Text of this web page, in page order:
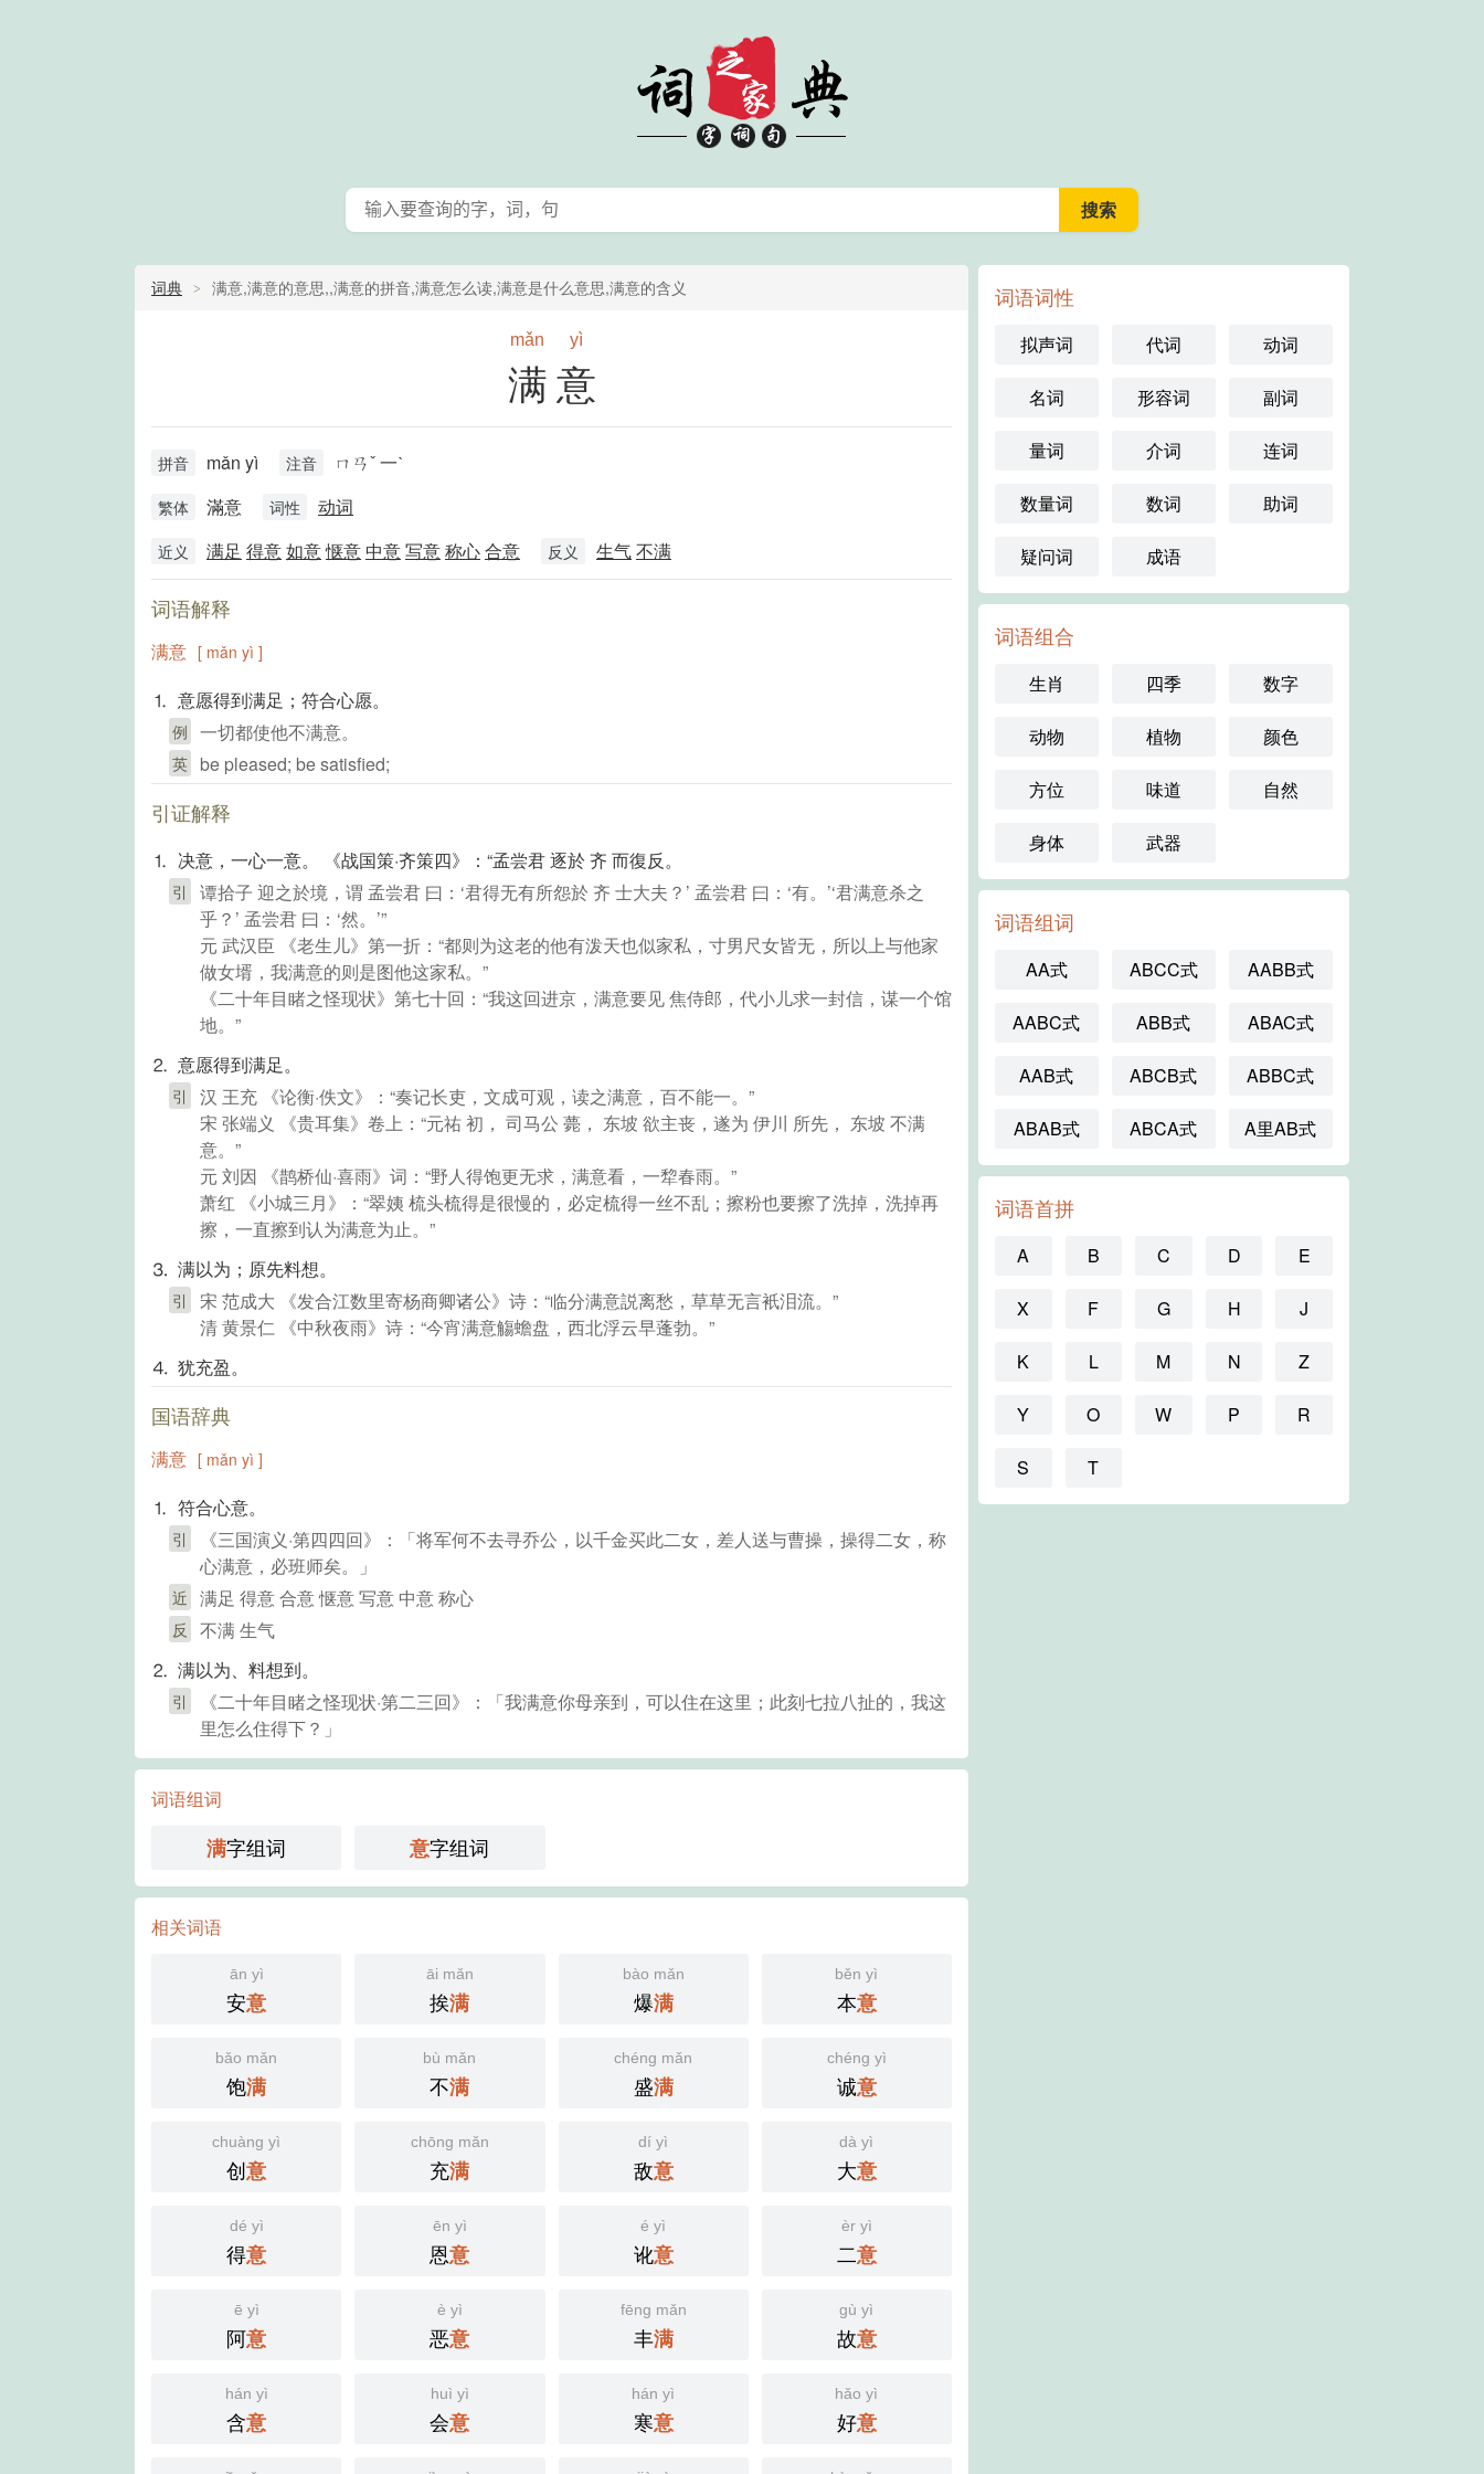
词典 满意,满意的意思,,满意的拼音,满意怎么读,满意是什么意思,满意的含义
mǎn yì
满意
拼音 mǎn yì 注音 ㄇㄢˇ 一ˋ
繁体 滿意 词性 动词
近义 满足 得意如意惬意 中意写意称心合意 反义 生气不满
词语解释
满意 [ mǎn yì ]
⒈ 意愿得到满足；符合心愿。
例 一切都使他不满意。
英 be pleased; be satisfied;
引证解释
⒈ 决意，一心一意。 《战国策·齐策四》：“孟尝君 逐於 齐 而復反。
引
谭拾子 迎之於境，谓 孟尝君 曰：‘君得无有所怨於 齐 士大夫？’ 孟尝君 曰：‘有。’‘君满意杀之
乎？’ 孟尝君 曰：‘然。’”
元 武汉臣 《老生儿》第一折：“都则为这老的他有泼天也似家私，寸男尺女皆无，所以上与他家
做女壻，我满意的则是图他这家私。”
《二十年目睹之怪现状》第七十回：“我这回进京，满意要见 焦侍郎，代小儿求一封信，谋一个馆
地。”
⒉ 意愿得到满足。
引
汉 王充 《论衡·佚文》：“奏记长吏，文成可观，读之满意，百不能一。”
宋 张端义 《贵耳集》卷上：“元祐 初， 司马公 薨， 东坡 欲主丧，遂为 伊川 所先， 东坡 不满
意。”
元 刘因 《鹊桥仙·喜雨》词：“野人得饱更无求，满意看，一犂春雨。”
萧红 《小城三月》：“翠姨 梳头梳得是很慢的，必定梳得一丝不乱；擦粉也要擦了洗掉，洗掉再
擦，一直擦到认为满意为止。”
⒊ 满以为；原先料想。
引
宋 范成大 《发合江数里寄杨商卿诸公》诗：“临分满意説离愁，草草无言衹泪流。”
清 黄景仁 《中秋夜雨》诗：“今宵满意觴蟾盘，西北浮云早蓬勃。”
⒋ 犹充盈。
国语辞典
满意 [ mǎn yì ]
⒈ 符合心意。
引
《三国演义·第四四回》：「将军何不去寻乔公，以千金买此二女，差人送与曹操，操得二女，称
心满意，必班师矣。」
近 满足 得意 合意 惬意 写意 中意 称心
反
不满 生气
⒉ 满以为、料想到。
引
《二十年目睹之怪现状·第二三回》：「我满意你母亲到，可以住在这里；此刻七拉八扯的，我这
里怎么住得下？」
词语组词
满字组词 意字组词
相关词语
ān yì
安意
āi mǎn
挨满
bào mǎn
爆满
běn yì
本意
bǎo mǎn
饱满
bù mǎn
不满
chéng mǎn
盛满
chéng yì
诚意
chuàng yì
创意
chōng mǎn
充满
dí yì
敌意
dà yì
大意
dé yì
得意
ēn yì
恩意
é yì
讹意
èr yì
二意
ē yì
阿意
è yì
恶意
fēng mǎn
丰满
gù yì
故意
hán yì
含意
huì yì
会意
hán yì
寒意
hǎo yì
好意
词语词性
拟声词 代词 动词
名词 形容词 副词
量词 介词 连词
数量词 数词 助词
疑问词 成语
词语组合
生肖 四季 数字
动物 植物 颜色
方位 味道 自然
身体 武器
词语组词
AA式 ABCC式 AABB式
AABC式 ABB式 ABAC式
AAB式 ABCB式 ABBC式
ABAB式 ABCA式 A里AB式
词语首拼
A B C D E
X F G H J
K L M N Z
Y O W P R
S T